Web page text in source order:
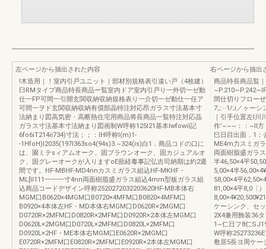
左ページから抽出された内容
!木造用｜！室内引戸ユニット｜部材別規格表引違い戸（4枚建）
臼RMタイプ商品特長商品ー覧室内ドア室内引戸り一外切一ゼ動
仕一FP可間一引開玄関収納収納規格表り一介切一ゼ動仕一任ア
可間一ヲド玄関収納収納有償部晶特注対応昂ガラス寸法基本寸
法納まり図高気密・高断熱住宅用商品将長商品一覧特注対応晶
ガラス寸法基本寸法納まり図画制W呼称125I21基本lwfowil記
6fo6iT214ii734)寸法；；：IH呼称l(m)1-
-1HfoH)I2035(197l363so4(94s)3.~324(is)白1．商品コドの口に
は、園ミテsィアムオーク、固ブラウンオーク、固カジュアルオ
ク、固グレーオークが入りますoE蔀経毒事記弘吉司納期は約2週
間です。HF-MBHF-MD4nnカスミガラス組込HF-MKHF・
ML[Il111一一一寸4nn両面樹脂盛ガラス組込4mm型板ガラス組
込商品コードデザイン呼称2520272032203620HF-MB本体右
MGM口B0620×4MGM口B0720×4MFM口B0820×4MFM口
B0920×4本体左HF・MD本体右MGM口D0620R×2MGM口
D0720R×2MFM口D0820R×2MFM口D0920R×2本体左MGM口
D0620L×2MGM口D0720L×2MFM口D0820L×2MFM口
D0920L×2HF・ME本体右MGM口E0620R×2MGM口
E0720R×2MFM口E0820R×2MFM口E0920R×2本体左MGM口
右ページから抽出
商品特長商品覧
間仕切りフロー
7;;:··1/;i／ヶー
｜引手位置左l
作’~~~：：~II
巳日目出面．1；
ME4m力スミガ
両面樹脂盛ガラ
半46,50×4平
5,00×4半
58,00×4平
81,00×4平8,0〔
ケーシンク、セ
2X4兼用飾装36
1~仁日フ8仁
W呼称
敷居5長ヨ周ケー